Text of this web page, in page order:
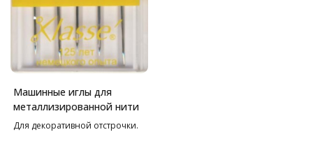
Машинные иглы для
металлизированной нити
Для декоративной отстрочки.